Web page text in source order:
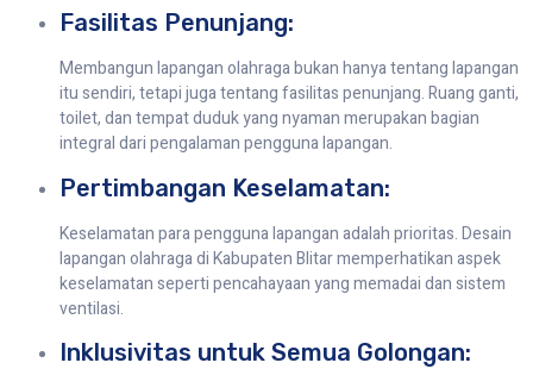
Fasilitas Penunjang:
Membangun lapangan olahraga bukan hanya tentang lapangan
itu sendiri, tetapi juga tentang fasilitas penunjang. Ruang ganti,
toilet, dan tempat duduk yang nyaman merupakan bagian
integral dari pengalaman pengguna lapangan.
Pertimbangan Keselamatan:
Keselamatan para pengguna lapangan adalah prioritas. Desain
lapangan olahraga di Kabupaten Blitar memperhatikan aspek
keselamatan seperti pencahayaan yang memadai dan sistem
ventilasi.
Inklusivitas untuk Semua Golongan: